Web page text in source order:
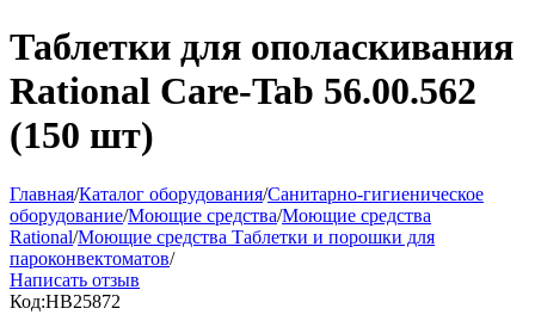
Таблетки для ополаскивания
Rational Care-Tab 56.00.562
(150 шт)
Главная/Каталог оборудования/Санитарно-гигиеническое
оборудование/Моющие средства/Моющие средства
Rational/Моющие средства Таблетки и порошки для
пароконвектоматов/
Написать отзыв
Код:HB25872